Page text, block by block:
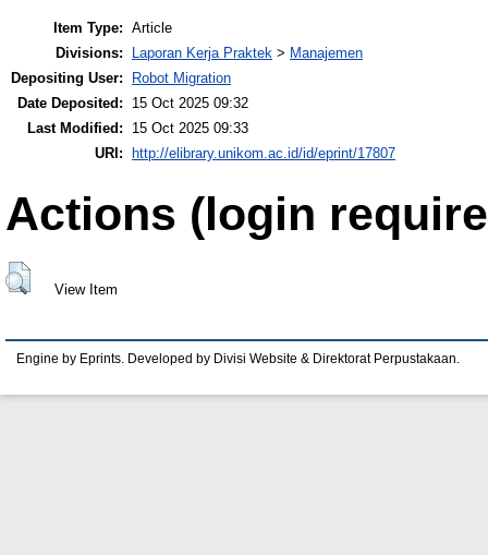
Item Type: Article
Divisions:
Laporan Kerja Praktek > Manajemen
Depositing User:
Robot Migration
Date Deposited:
15 Oct 2025 09:32
Last Modified:
15 Oct 2025 09:33
URI: http://elibrary.unikom.ac.id/id/eprint/17807
Actions (login
View Item
Engine by Eprints. Developed by Divisi Website & Direktorat Perpustakaan.